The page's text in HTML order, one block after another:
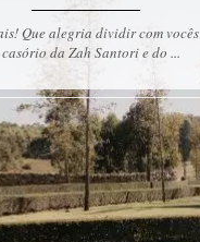
Que alegria dividir com vocês
da Zah Santori e do ...